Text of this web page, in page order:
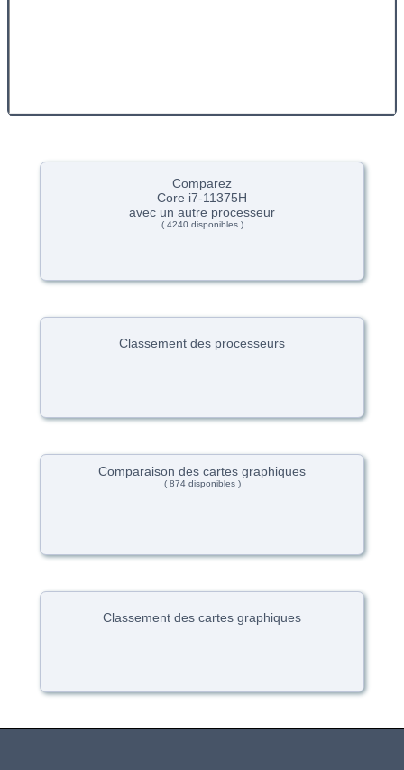
Comparez
Core i7-11375H
avec un autre processeur
( 4240 disponibles )
Classement des processeurs
Comparaison des cartes graphiques
( 874 disponibles )
Classement des cartes graphiques